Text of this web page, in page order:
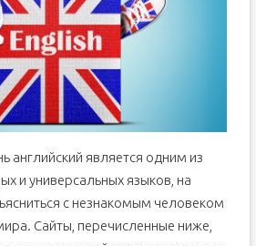
английский является одним из
и универсальных языков, на
с незнакомым человеком
Сайты, перечисленные ниже,